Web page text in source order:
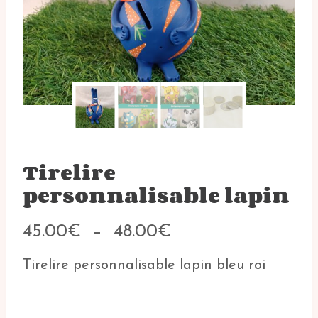
Tirelire
personnalisable lapin
45.00€ – 48.00€
prix :
45.00€
Tirelire personnalisable lapin bleu roi